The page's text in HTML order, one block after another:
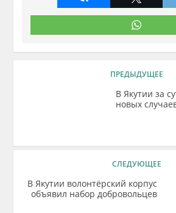
ПРЕДЫДУЩЕЕ
В Якутии за
новых
СЛЕДУЮЩЕЕ
В Якутии волонтёрский корпус
объявил набор добровольцев